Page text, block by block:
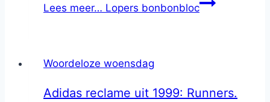
Lees meer… Lopers bonbonbloc
Woordeloze woensdag
Adidas reclame uit 1999: Runners.